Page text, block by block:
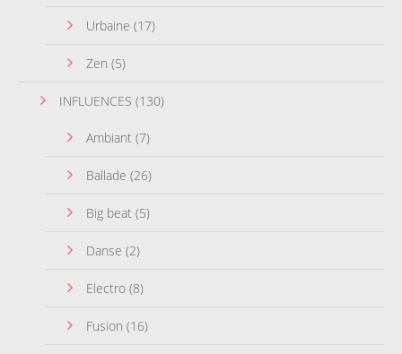
Urbaine (17)
Zen (5)
INFLUENCES (130)
Ambiant (7)
Ballade (26)
Big beat (5)
Danse (2)
Electro (8)
Fusion (16)